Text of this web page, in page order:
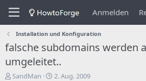
Anmelden
Installation und Konfiguration
falsche subdomains werden
umgeleitet..
E
SandMan
E
2. Aug. 2009